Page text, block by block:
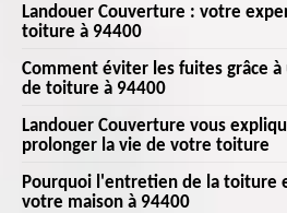
L'entretien de toiture est une tâche
de votre maison à Vitry Sur Seine. À
comprenons l'importance de maintenir
quand faut-il faire appel à des
primordial de vérifier l'intégrité de
détérioration, tels que les fuites, les
envahissantes, sont des indicateurs
nécessaire. De plus, une
Landouer Couverture : votre
toiture à 94400
Chez Landouer Couverture , nous
en bon état pour protéger votre maison et
que votre expert en entretien de toiture à
à offrir des services de qualité
préventif, notre équipe de
Comment éviter les fuites grâce
de toiture à 94400
Chez Landouer Couverture , nous
prévenir les fuites dans votre toiture à
toiture est votre première ligne de
Vitry Sur Seine. D'abord, il est essentiel
Landouer Couverture vous
prolonger la vie de votre toiture
Landouer Couverture vous explique
Pourquoi l'entretien de la toiture
votre maison à 94400